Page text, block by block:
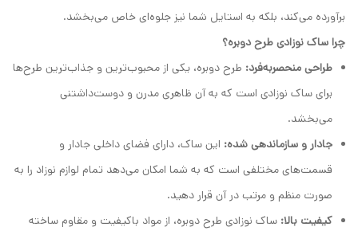
برآورده می‌کند، بلکه به استایل شما نیز جلوه‌ای خاص می‌بخشد.
چرا ساک نوزادی طرح دوبره؟
طراحی منحصربه‌فرد: طرح دوبره، یکی از محبوب‌ترین و جذاب‌ترین طرح‌ها
برای ساک نوزادی است که به آن ظاهری مدرن و دوست‌داشتنی
می‌بخشد.
جادار و سازماندهی شده: این ساک، دارای فضای داخلی جادار و
قسمت‌های مختلفی است که به شما امکان می‌دهد تمام لوازم نوزاد را به
صورت منظم و مرتب در آن قرار دهید.
کیفیت بالا: ساک نوزادی طرح دوبره، از مواد باکیفیت و مقاوم ساخته